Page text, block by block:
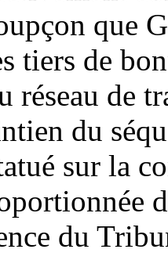
que
tiers de
réseau de
du
sur la
du